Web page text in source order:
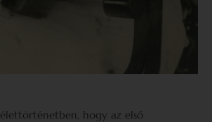
hogy az első